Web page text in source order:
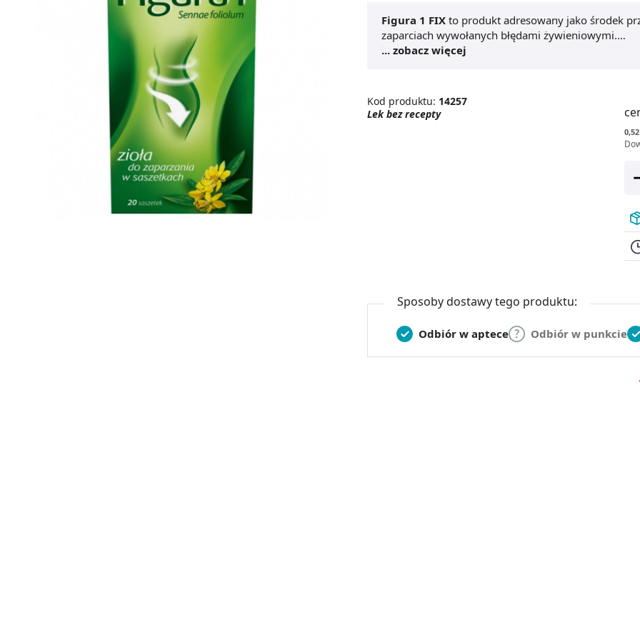
Figura 1 FIX
zaparciach wywołanych błędami żywieniowymi.
Produkt oparty jest na działaniu senesu.
... zobacz więcej
Kod produktu: 14257
Lek bez recepty
Sposoby dostawy tego produktu:
Odbiór w aptece Odbiór w punkcie